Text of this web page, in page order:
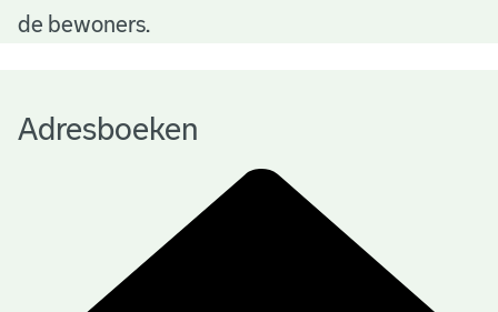
e
e
de bewoners.
Adresboeken